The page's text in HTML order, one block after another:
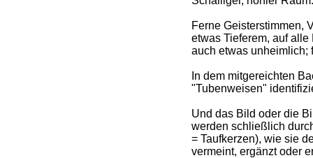
Ferne Geisterstimmen,
etwas Tieferem, auf
auch etwas unheimlich;
In dem mitgereichten
"Tubenweisen"
Und das Bild oder die
werden schließlich
= Taufkerzen), wie sie
vermeint, ergänzt oder